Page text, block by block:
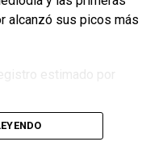
alcanzó sus picos más
estimado por